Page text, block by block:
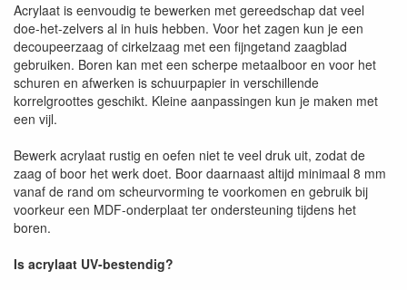
Acrylaat is eenvoudig te bewerken met gereedschap dat veel
doe-het-zelvers al in huis hebben. Voor het zagen kun je een
decoupeerzaag of cirkelzaag met een fijngetand zaagblad
gebruiken. Boren kan met een scherpe metaalboor en voor het
schuren en afwerken is schuurpapier in verschillende
korrelgroottes geschikt. Kleine aanpassingen kun je maken met
een vijl.
Bewerk acrylaat rustig en oefen niet te veel druk uit, zodat de
zaag of boor het werk doet. Boor daarnaast altijd minimaal 8 mm
vanaf de rand om scheurvorming te voorkomen en gebruik bij
voorkeur een MDF-onderplaat ter ondersteuning tijdens het
boren.
Is acrylaat UV-bestendig?